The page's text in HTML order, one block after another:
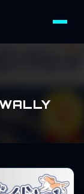
WALLY